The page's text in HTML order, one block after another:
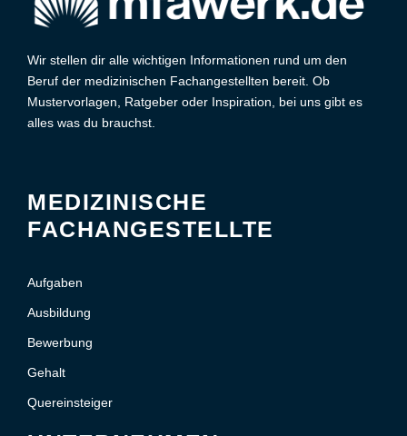
Wir stellen dir alle wichtigen Informationen rund um den
Beruf der medizinischen Fachangestellten bereit. Ob
Mustervorlagen, Ratgeber oder Inspiration, bei uns gibt es
alles was du brauchst.
MEDIZINISCHE
FACHANGESTELLTE
Aufgaben
Ausbildung
Bewerbung
Gehalt
Quereinsteiger